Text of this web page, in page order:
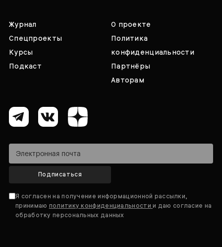
Журнал
Спецпроекты
Курсы
Подкаст
О проекте
Политика
конфиденциальности
Партнёры
Авторам
Подписаться
Я согласен на получение информационной рассылки,
принимаю политику конфиденциальностии даю согласие на
обработку персональных данных